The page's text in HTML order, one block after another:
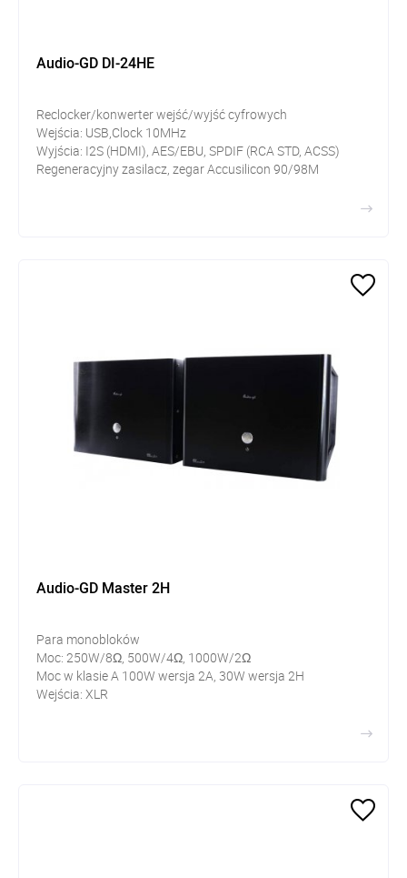
Audio-GD DI-24HE
Reclocker/konwerter wejść/wyjść cyfrowych
Wejścia: USB,Clock 10MHz
Wyjścia: I2S (HDMI), AES/EBU, SPDIF (RCA STD, ACSS)
Regeneracyjny zasilacz, zegar Accusilicon 90/98M
Audio-GD Master 2H
Para monobloków
Moc: 250W/8Ω, 500W/4Ω, 1000W/2Ω
Moc w klasie A 100W wersja 2A, 30W wersja 2H
Wejścia: XLR